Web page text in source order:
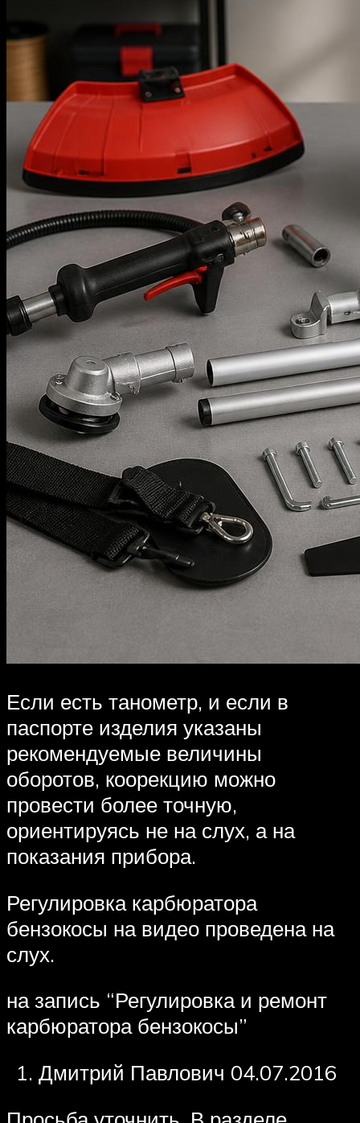
Если есть танометр, и если в
паспорте изделия указаны
рекомендуемые величины
оборотов, коорекцию можно
провести более точную,
ориентируясь не на слух, а на
показания прибора.
Регулировка карбюратора
бензокосы на видео проведена на
слух.
на запись “Регулировка и ремонт
карбюратора бензокосы”
Дмитрий Павлович 04.07.2016